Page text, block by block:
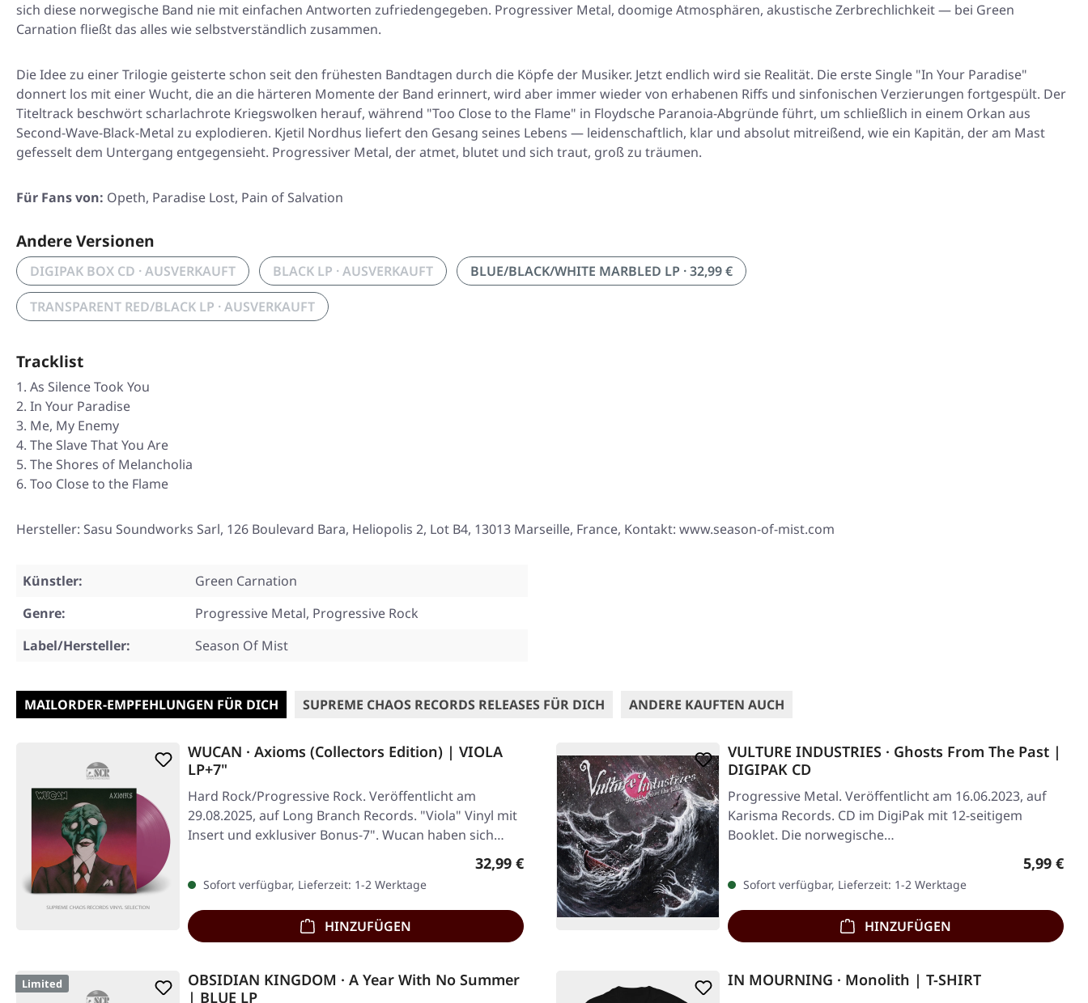
sich diese norwegische Band nie mit einfachen Antworten zufriedengegeben. Progressiver Metal, doomige Atmosphären, akustische Zerbrechlichkeit — bei Green
Carnation fließt das alles wie selbstverständlich zusammen.
Die Idee zu einer Trilogie geisterte schon seit den frühesten Bandtagen durch die Köpfe der Musiker. Jetzt endlich wird sie Realität. Die erste Single "In Your Paradise"
donnert los mit einer Wucht, die an die härteren Momente der Band erinnert, wird aber immer wieder von erhabenen Riffs und sinfonischen Verzierungen fortgespült. Der
Titeltrack beschwört scharlachrote Kriegswolken herauf, während "Too Close to the Flame" in Floydsche Paranoia-Abgründe führt, um schließlich in einem Orkan aus
Second-Wave-Black-Metal zu explodieren. Kjetil Nordhus liefert den Gesang seines Lebens — leidenschaftlich, klar und absolut mitreißend, wie ein Kapitän, der am Mast
gefesselt dem Untergang entgegensieht. Progressiver Metal, der atmet, blutet und sich traut, groß zu träumen.
Für Fans von: Opeth, Paradise Lost, Pain of Salvation
Andere Versionen
DIGIPAK BOX CD · AUSVERKAUFT BLACK LP · AUSVERKAUFT
BLUE/BLACK/WHITE MARBLED LP · 32,99 €
TRANSPARENT RED/BLACK LP · AUSVERKAUFT
Tracklist
As Silence Took You
In Your Paradise
Me, My Enemy
The Slave That You Are
The Shores of Melancholia
Too Close to the Flame
Hersteller: Sasu Soundworks Sarl, 126 Boulevard Bara, Heliopolis 2, Lot B4, 13013 Marseille, France, Kontakt: www.season-of-mist.com
Künstler:
Green Carnation
Genre:
Progressive Metal, Progressive Rock
Label/Hersteller:
Season Of Mist
MAILORDER-EMPFEHLUNGEN FÜR DICH SUPREME CHAOS RECORDS RELEASES FÜR DICH ANDERE KAUFTEN AUCH
WUCAN · Axioms (Collectors Edition) | VIOLA
LP+7"
Hard Rock/Progressive Rock. Veröffentlicht am
29.08.2025, auf Long Branch Records. "Viola" Vinyl mit
Insert und exklusiver Bonus-7". Wucan haben sich…
Regulärer Preis:
32,99 €
Sofort verfügbar, Lieferzeit: 1-2 Werktage
HINZUFÜGEN
VULTURE INDUSTRIES · Ghosts From The Past |
DIGIPAK CD
Progressive Metal. Veröffentlicht am 16.06.2023, auf
Karisma Records. CD im DigiPak mit 12-seitigem
Booklet. Die norwegische…
5,99 €
Sofort verfügbar, Lieferzeit: 1-2 Werktage
HINZUFÜGEN
Limited
OBSIDIAN KINGDOM · A Year With No Summer
| BLUE LP
IN MOURNING · Monolith | T-SHIRT